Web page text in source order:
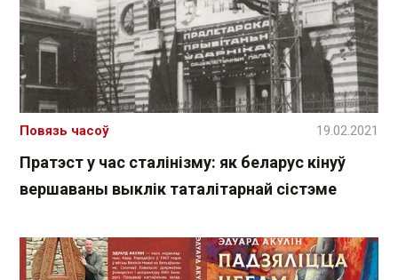
Пратэст у час сталінізму: як беларус кінуў
вершаваны выклік таталітарнай сістэме
Повязь часоў 19.02.2021